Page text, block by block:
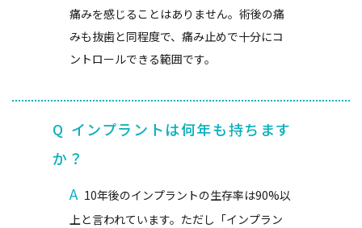
痛みを感じることはありません。術後の痛
みも抜歯と同程度で、痛み止めで十分にコ
ントロールできる範囲です。
Q インプラントは何年も持ちます
か？
A 10年後のインプラントの生存率は90%以
上と言われています。ただし「インプラン